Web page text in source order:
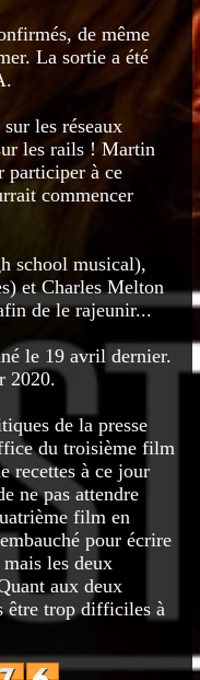
de même
La sortie a été
les réseaux
les rails ! Martin
participer à ce
commencer
school musical),
et Charles Melton
de le rajeunir...
le 19 avril dernier.
2020.
de la presse
du troisième film
recettes à ce jour
ne pas attendre
film en
pour écrire
les deux
aux deux
être trop difficiles à